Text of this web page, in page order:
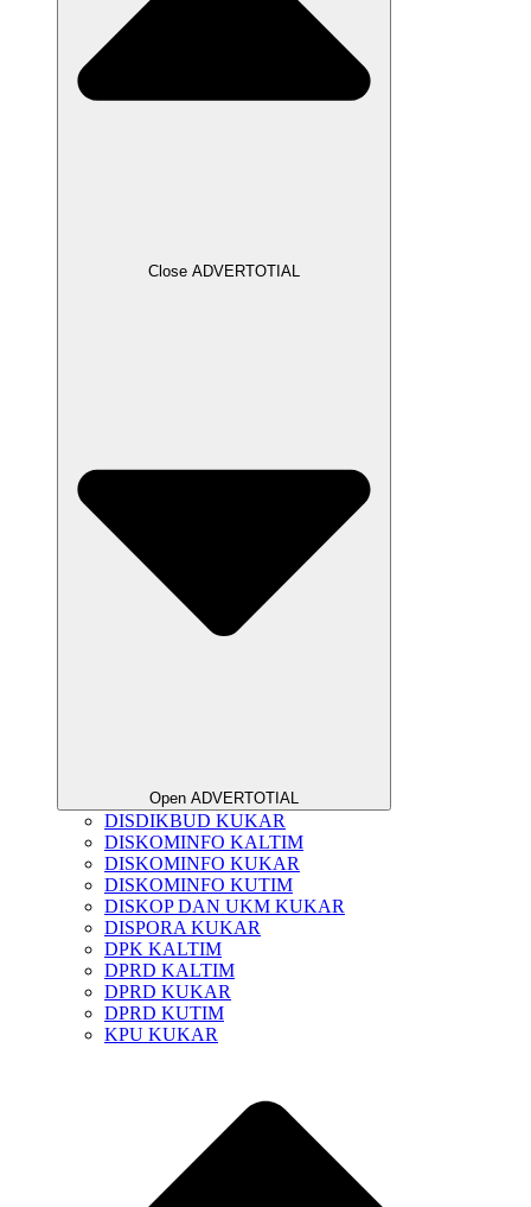
Close ADVERTOTIAL
Open ADVERTOTIAL
DISDIKBUD KUKAR
DISKOMINFO KALTIM
DISKOMINFO KUKAR
DISKOMINFO KUTIM
DISKOP DAN UKM KUKAR
DISPORA KUKAR
DPK KALTIM
DPRD KALTIM
DPRD KUKAR
DPRD KUTIM
KPU KUKAR